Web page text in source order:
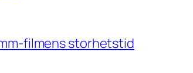
filmens storhetstid